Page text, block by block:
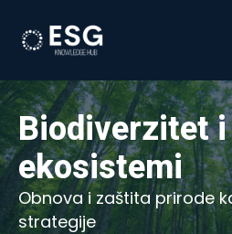
Biodiverzitet i
ekosistemi
Obnova i zaštita prirode
strategije